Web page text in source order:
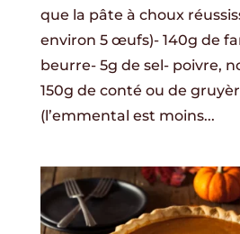
que la pâte à choux
environ 5 œufs)- 140g de
beurre- 5g de sel- poivre,
150g de conté ou de
(l’emmental est moins...